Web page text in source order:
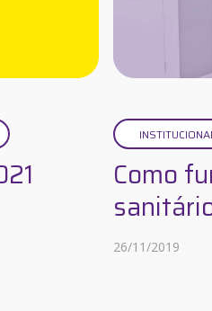
Como
26/11/2019